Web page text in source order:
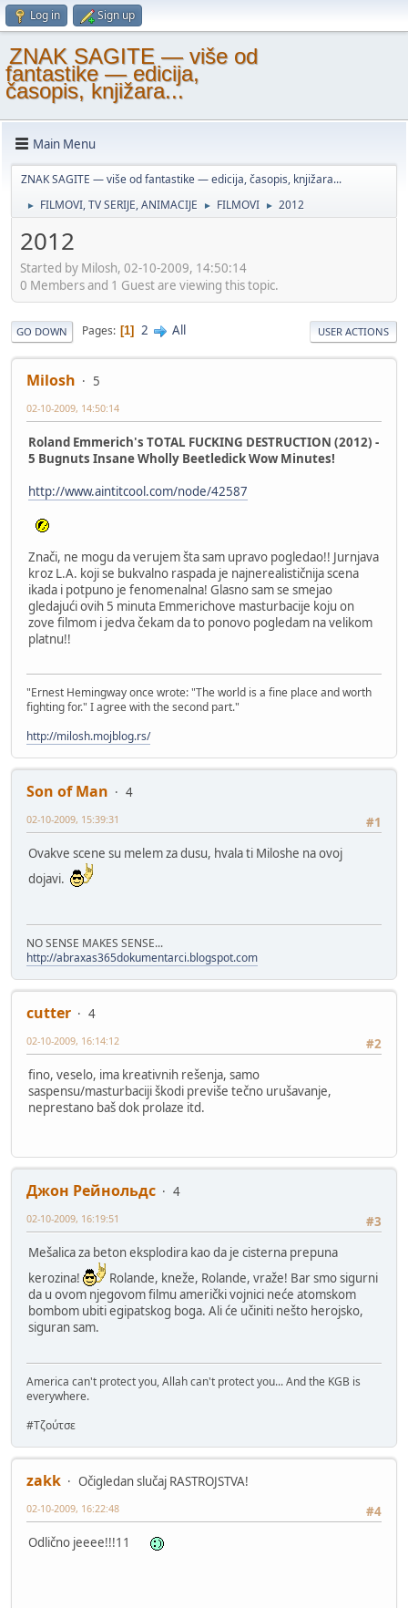
Log in Sign up
ZNAK SAGITE — više od
fantastike — edicija,
časopis, knjižara...
Main Menu
ZNAK SAGITE — više od fantastike — edicija, časopis, knjižara...
► FILMOVI, TV SERIJE, ANIMACIJE ► FILMOVI ► 2012
2012
Started by Milosh, 02-10-2009, 14:50:14
0 Members and 1 Guest are viewing this topic.
GO DOWN Pages 1 2 All USER ACTIONS
Milosh 5
02-10-2009, 14:50:14
Roland Emmerich's TOTAL FUCKING DESTRUCTION (2012) -
5 Bugnuts Insane Wholly Beetledick Wow Minutes!
http://www.aintitcool.com/node/42587
Znači, ne mogu da verujem šta sam upravo pogledao!! Jurnjava
kroz L.A. koji se bukvalno raspada je najnerealističnija scena
ikada i potpuno je fenomenalna! Glasno sam se smejao
gledajući ovih 5 minuta Emmerichove masturbacije koju on
zove filmom i jedva čekam da to ponovo pogledam na velikom
platnu!!
"Ernest Hemingway once wrote: "The world is a fine place and worth
fighting for." I agree with the second part."
http://milosh.mojblog.rs/
Son of Man
4
#1
02-10-2009, 15:39:31
Ovakve scene su melem za dusu, hvala ti Miloshe na ovoj
dojavi.
NO SENSE MAKES SENSE...
http://abraxas365dokumentarci.blogspot.com
cutter
4
#2
02-10-2009, 16:14:12
fino, veselo, ima kreativnih rešenja, samo
saspensu/masturbaciji škodi previše tečno urušavanje,
neprestano baš dok prolaze itd.
Джон Рейнольдс
4
#3
02-10-2009, 16:19:51
Mešalica za beton eksplodira kao da je cisterna prepuna
kerozina!
Rolande, kneže, Rolande, vraže! Bar smo sigurni
da u ovom njegovom filmu američki vojnici neće atomskom
bombom ubiti egipatskog boga. Ali će učiniti nešto herojsko,
siguran sam.
America can't protect you, Allah can't protect you... And the KGB is
everywhere.
#Τζούτσε
zakk
Očigledan slučaj RASTROJSTVA!
#4
02-10-2009, 16:22:48
Odlično jeeee!!!11